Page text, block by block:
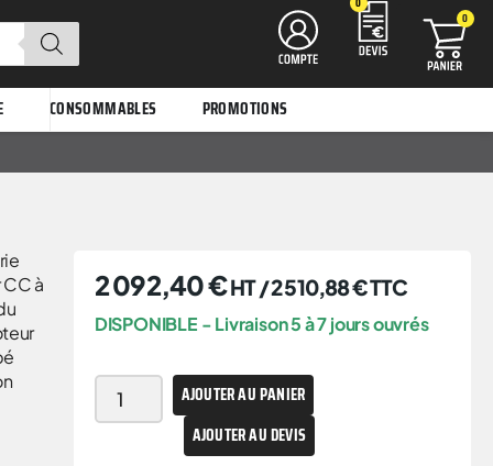
0
CONSOMMABLES PROMOTIONS
à
2 092,40€HT /2 510,88€TTC
DISPONIBLE - Livraison 5 à 7 jours ouvrés
AJOUTER AU PANIER
AJOUTER AU DEVIS